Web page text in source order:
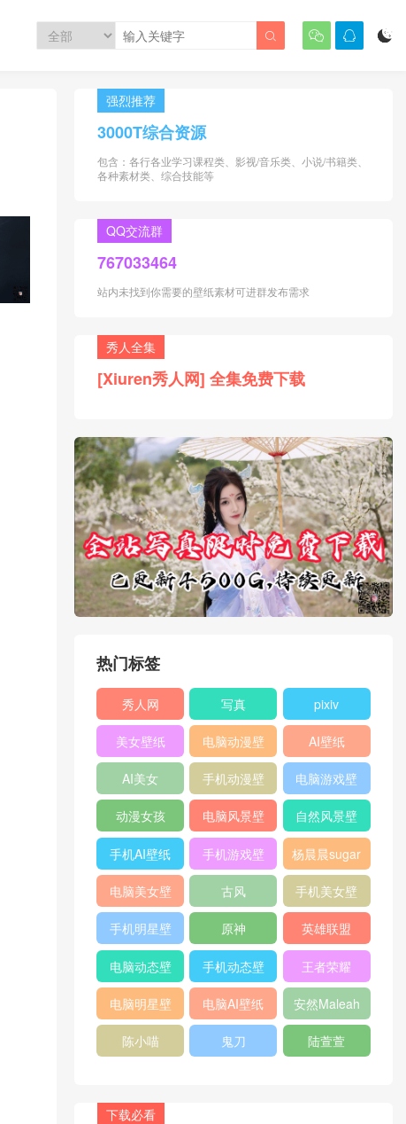

 

强烈推荐
3000T综合资源
包含：各行各业学习课程类、影视/音乐类、小说/书籍类、
各种素材类、综合技能等
QQ交流群
767033464
站内未找到你需要的壁纸素材可进群发布需求
秀人全集
[Xiuren秀人网] 全集免费下载
热门标签
秀人网
XIUREN
写真 pixiv
美女壁纸
电脑动漫壁
纸
AI壁纸
AI美女
手机动漫壁
纸
电脑游戏壁
纸
动漫女孩
电脑风景壁
纸
自然风景壁
纸
手机AI壁纸
手机游戏壁
纸
杨晨晨sugar
电脑美女壁
纸
古风
手机美女壁
纸
手机明星壁
纸
原神 英雄联盟
电脑动态壁
纸
手机动态壁
纸
王者荣耀
电脑明星壁
纸
电脑AI壁纸 安然Maleah
陈小喵 鬼刀 陆萱萱
下载必看